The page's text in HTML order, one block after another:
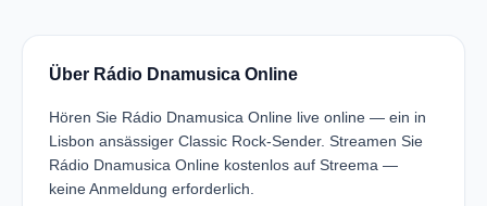
Über Rádio Dnamusica Online
Hören Sie Rádio Dnamusica Online live online — ein in
Lisbon ansässiger Classic Rock-Sender. Streamen Sie
Rádio Dnamusica Online kostenlos auf Streema —
keine Anmeldung erforderlich.